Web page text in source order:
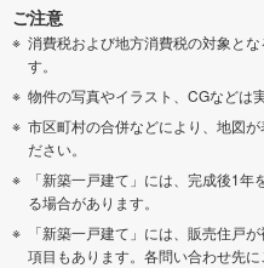
ご注意
消費税および地方消費税の対象と
す。
物件の写真やイラスト、CGなどは
市区町村の合併などにより、地図
ださい。
「新築一戸建て」には、完成後1
る場合があります。
「新築一戸建て」には、販売住戸
項目もあります。各問い合わせ先に